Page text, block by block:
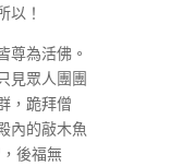
以！
尊為活佛。
見眾人團團
，跪拜僧
內的敲木魚
後福無